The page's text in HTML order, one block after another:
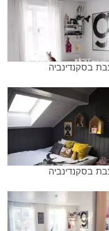
בסקנדינביה
בסקנדינביה